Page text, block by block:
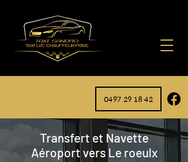
0497 29 18 42
Transfert et Navette
Aéroport vers Le roeulx